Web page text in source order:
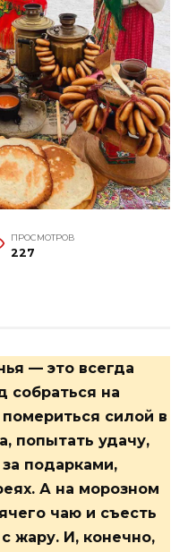
ПРОСМОТРОВ
227
— это всегда
собраться на
силой в
попытать удачу,
подарками,
А на морозном
чаю и съесть
жару. И, конечно,